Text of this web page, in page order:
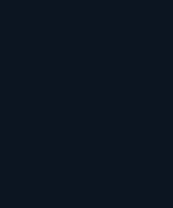
inspektorem
62 735-51-05 lub